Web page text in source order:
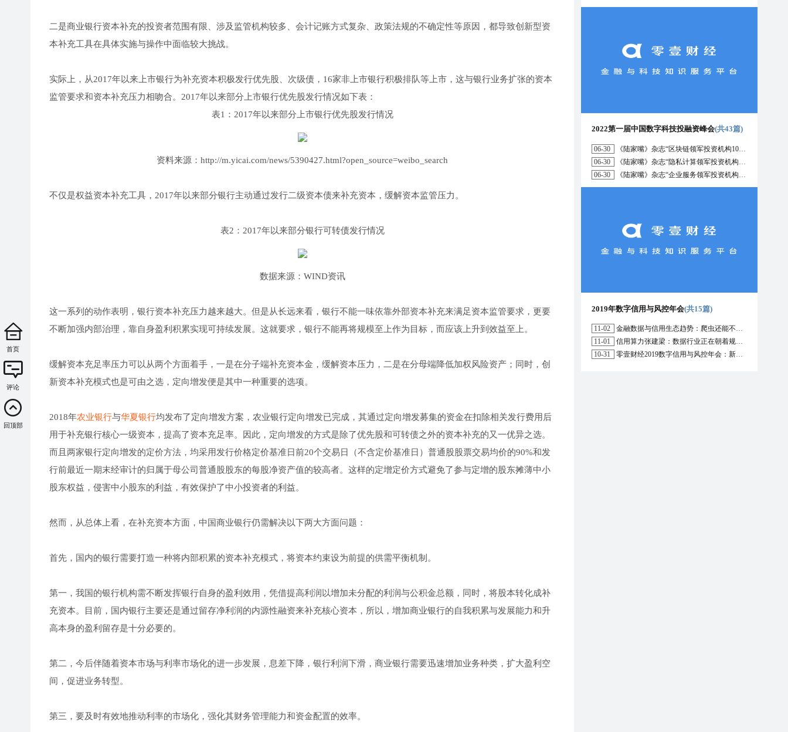
二是商业银行资本补充的投资者范围有限、涉及监管机构较多、会计记账方式复杂、政策法规的不确定性等原因，都导致创新型资
本补充工具在具体实施与操作中面临较大挑战。
实际上，从2017年以来上市银行为补充资本积极发行优先股、次级债，16家非上市银行积极排队等上市，这与银行业务扩张的资本
监管要求和资本补充压力相吻合。2017年以来部分上市银行优先股发行情况如下表：
表1：2017年以来部分上市银行优先股发行情况
资料来源：http://m.yicai.com/news/5390427.html?open_source=weibo_search
不仅是权益资本补充工具，2017年以来部分银行主动通过发行二级资本债来补充资本，缓解资本监管压力。
表2：2017年以来部分银行可转债发行情况
数据来源：WIND资讯
这一系列的动作表明，银行资本补充压力越来越大。但是从长远来看，银行不能一味依靠外部资本补充来满足资本监管要求，更要
不断加强内部治理，靠自身盈利积累实现可持续发展。这就要求，银行不能再将规模至上作为目标，而应该上升到效益至上。
缓解资本充足率压力可以从两个方面着手，一是在分子端补充资本金，缓解资本压力，二是在分母端降低加权风险资产；同时，创
新资本补充模式也是可由之选，定向增发便是其中一种重要的选项。
2018年农业银行与华夏银行均发布了定向增发方案，农业银行定向增发已完成，其通过定向增发募集的资金在扣除相关发行费用后
用于补充银行核心一级资本，提高了资本充足率。因此，定向增发的方式是除了优先股和可转债之外的资本补充的又一优异之选。
而且两家银行定向增发的定价方法，均采用发行价格定价基准日前20个交易日（不含定价基准日）普通股股票交易均价的90%和发
行前最近一期末经审计的归属于母公司普通股股东的每股净资产值的较高者。这样的定增定价方式避免了参与定增的股东摊薄中小
股东权益，侵害中小股东的利益，有效保护了中小投资者的利益。
然而，从总体上看，在补充资本方面，中国商业银行仍需解决以下两大方面问题：
首先，国内的银行需要打造一种将内部积累的资本补充模式，将资本约束设为前提的供需平衡机制。
第一，我国的银行机构需不断发挥银行自身的盈利效用，凭借提高利润以增加未分配的利润与公积金总额，同时，将股本转化成补
充资本。目前，国内银行主要还是通过留存净利润的内源性融资来补充核心资本，所以，增加商业银行的自我积累与发展能力和升
高本身的盈利留存是十分必要的。
第二，今后伴随着资本市场与利率市场化的进一步发展，息差下降，银行利润下滑，商业银行需要迅速增加业务种类，扩大盈利空
间，促进业务转型。
第三，要及时有效地推动利率的市场化，强化其财务管理能力和资金配置的效率。
2022第一届中国数字科技投融资峰会(共43篇)
06-30
《陆家嘴》杂志“区块链领军投资机构10强”榜单正式发布
06-30
《陆家嘴》杂志“隐私计算领军投资机构10强”榜单正式发布
06-30
《陆家嘴》杂志“企业服务领军投资机构10强”榜单正式发布
2019年数字信用与风控年会(共15篇)
11-02
金融数据与信用生态趋势：爬虫还能不能用？区块链能解决哪些问题？
11-01
信用算力张建梁：数据行业正在朝着规范化方向演进，数据确权是数据开放的前提
10-31
零壹财经2019数字信用与风控年会：新形势下行业的机遇与挑战
首页
评论
回顶部